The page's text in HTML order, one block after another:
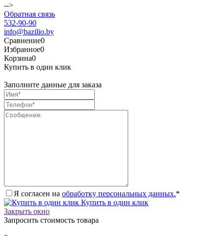
-->
Обратная связь
532-90-90
info@bazilio.by
Сравнение0
Избранное0
Корзина0
Купить в один клик
Заполните данные для заказа
Я согласен на обработку персональных данных.*
Купить в один клик
Закрыть окно
Запросить стоимость товара